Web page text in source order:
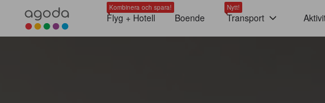
Kombinera och spara!
Flyg + Hotell Boende
Nytt!
Transport